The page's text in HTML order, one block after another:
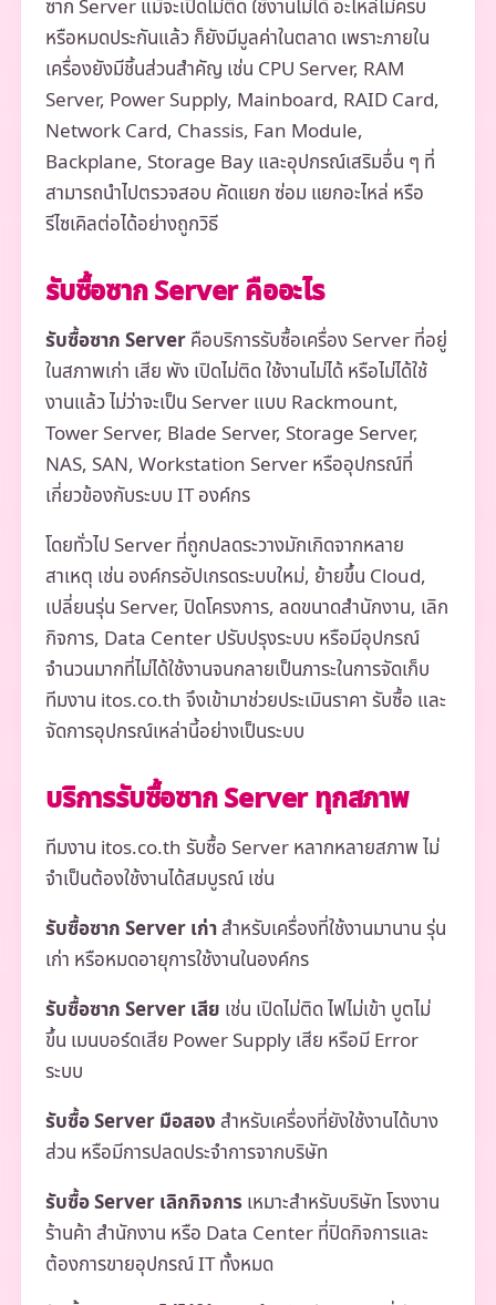
ซาก Server แม้จะเปิดไม่ติด ใช้งานไม่ได้ อะไหล่ไม่ครบ
หรือหมดประกันแล้ว ก็ยังมีมูลค่าในตลาด เพราะภายใน
เครื่องยังมีชิ้นส่วนสำคัญ เช่น CPU Server, RAM
Server, Power Supply, Mainboard, RAID Card,
Network Card, Chassis, Fan Module,
Backplane, Storage Bay และอุปกรณ์เสริมอื่น ๆ ที่
สามารถนำไปตรวจสอบ คัดแยก ซ่อม แยกอะไหล่ หรือ
รีไซเคิลต่อได้อย่างถูกวิธี
รับซื้อซาก Server คืออะไร
รับซื้อซาก Serverคือบริการรับซื้อเครื่อง Server ที่อยู่
ในสภาพเก่า เสีย พัง เปิดไม่ติด ใช้งานไม่ได้ หรือไม่ได้ใช้
งานแล้ว ไม่ว่าจะเป็น Server แบบ Rackmount,
Tower Server, Blade Server, Storage Server,
NAS, SAN, Workstation Server หรืออุปกรณ์ที่
เกี่ยวข้องกับระบบ IT องค์กร
โดยทั่วไป Server ที่ถูกปลดระวางมักเกิดจากหลาย
สาเหตุ เช่น องค์กรอัปเกรดระบบใหม่, ย้ายขึ้น Cloud,
เปลี่ยนรุ่น Server, ปิดโครงการ, ลดขนาดสำนักงาน, เลิก
กิจการ, Data Center ปรับปรุงระบบ หรือมีอุปกรณ์
จำนวนมากที่ไม่ได้ใช้งานจนกลายเป็นภาระในการจัดเก็บ
ทีมงาน itos.co.th จึงเข้ามาช่วยประเมินราคา รับซื้อ และ
จัดการอุปกรณ์เหล่านี้อย่างเป็นระบบ
บริการรับซื้อซาก Server ทุกสภาพ
ทีมงาน itos.co.th รับซื้อ Server หลากหลายสภาพ ไม่
จำเป็นต้องใช้งานได้สมบูรณ์ เช่น
รับซื้อซาก Server เก่าสำหรับเครื่องที่ใช้งานมานาน รุ่น
เก่า หรือหมดอายุการใช้งานในองค์กร
รับซื้อซาก Server เสีย เช่น เปิดไม่ติด ไฟไม่เข้า บูตไม่
ขึ้น เมนบอร์ดเสีย Power Supply เสีย หรือมี Error
ระบบ
รับซื้อ Server มือสอง สำหรับเครื่องที่ยังใช้งานได้บาง
ส่วน หรือมีการปลดประจำการจากบริษัท
รับซื้อ Server เลิกกิจการเหมาะสำหรับบริษัท โรงงาน
ร้านค้า สำนักงาน หรือ Data Center ที่ปิดกิจการและ
ต้องการขายอุปกรณ์ IT ทั้งหมด